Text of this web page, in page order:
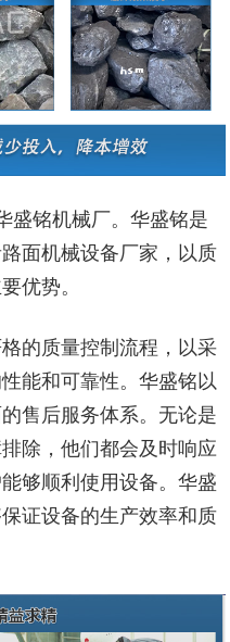
盛铭机械厂。华盛铭是
面机械设备厂家，以质
优势。
的质量控制流程，以采
能和可靠性。华盛铭以
售后服务体系。无论是
除，他们都会及时响应
够顺利使用设备。华盛
证设备的生产效率和质